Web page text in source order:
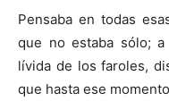
Pensaba en todas
que no estaba sólo;
lívida de los faroles,
que hasta ese